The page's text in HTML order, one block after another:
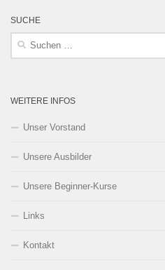
SUCHE
Suchen
WEITERE INFOS
Unser Vorstand
Unsere Ausbilder
Unsere Beginner-Kurse
Links
Kontakt